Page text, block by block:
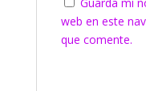
web en este
que comente.